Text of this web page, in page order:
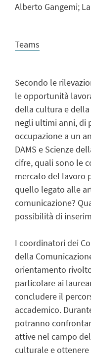
Alberto Gangemi;
Teams
Secondo le
le opportunità
della cultura e
negli ultimi anni, di
occupazione a un
DAMS e Scienze
cifre, quali sono le
mercato del lavoro
quello legato alle
comunicazione?
possibilità di
I coordinatori dei
della
orientamento
particolare ai
concludere il
accademico.
potranno
attive nel campo
culturale e